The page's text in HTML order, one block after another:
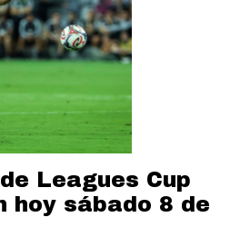
Leagues Cup
hoy sábado 8 de